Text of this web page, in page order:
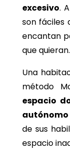
excesivo.
son fáciles
encantan
que
Una
método
espacio
de sus
espacio